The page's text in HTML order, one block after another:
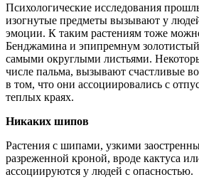
Психологические исследования
изогнутые предметы вызывают у
эмоции. К таким растениям тоже
Бенджамина и эпипремнум
самыми округлыми листьями.
числе пальма, вызывают счастливые
в том, что они ассоциировались с
теплых краях.
Никаких шипов
Растения с шипами, узкими
разреженной кроной, вроде кактуса
ассоциируются у людей с опасностью.